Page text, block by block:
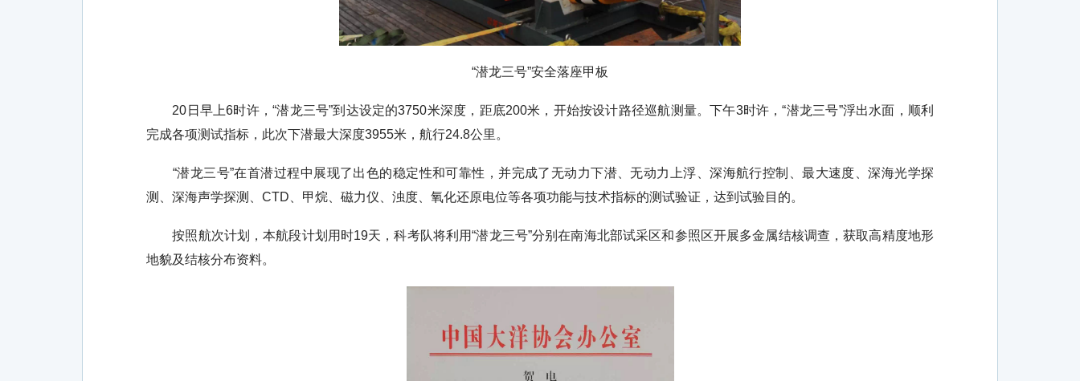
“潜龙三号”安全落座甲板
20日早上6时许，“潜龙三号”到达设定的3750米深度，距底200米，开始按设计路径巡航测量。下午3时许，“潜龙三号”浮出水面，顺利
完成各项测试指标，此次下潜最大深度3955米，航行24.8公里。
“潜龙三号”在首潜过程中展现了出色的稳定性和可靠性，并完成了无动力下潜、无动力上浮、深海航行控制、最大速度、深海光学探
测、深海声学探测、CTD、甲烷、磁力仪、浊度、氧化还原电位等各项功能与技术指标的测试验证，达到试验目的。
按照航次计划，本航段计划用时19天，科考队将利用“潜龙三号”分别在南海北部试采区和参照区开展多金属结核调查，获取高精度地形
地貌及结核分布资料。